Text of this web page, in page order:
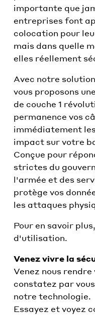
importante que
entreprises font
colocation pour
mais dans quelle
elles réellement
Avec notre
vous proposons
de couche 1
permanence vos
immédiatement
impact sur votre
Conçue pour
strictes du
l'armée et des
protège vos
les attaques
Pour en savoir
d'utilisation.
Venez vivre la
Venez nous
constatez par
notre technologie.
Essayez et voyez